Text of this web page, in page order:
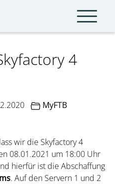
4
MyFTB
wir die Skyfactory 4
08.01.2021 um 18:00 Uhr
hierfür ist die Abschaffung
. Auf den Servern 1 und 2